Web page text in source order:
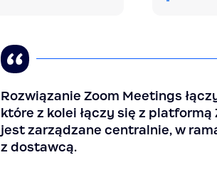
Rozwiązanie Zoom Meetings
które z kolei łączy się z
jest zarządzane centralnie, w
z dostawcą.